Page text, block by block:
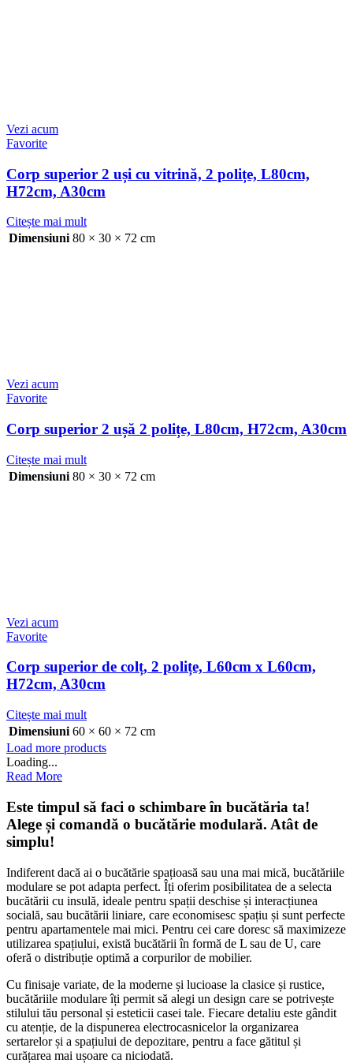
Vezi acum
Favorite
Corp superior 2 uși cu vitrină, 2 polițe, L80cm,
H72cm, A30cm
Citește mai mult
Dimensiuni 80 × 30 × 72 cm
Vezi acum
Favorite
Corp superior 2 ușă 2 polițe, L80cm, H72cm, A30cm
Citește mai mult
Dimensiuni 80 × 30 × 72 cm
Vezi acum
Favorite
Corp superior de colț, 2 polițe, L60cm x L60cm,
H72cm, A30cm
Citește mai mult
Dimensiuni 60 × 60 × 72 cm
Load more products
Loading...
Read More
Este timpul să faci o schimbare în bucătăria ta!
Alege și comandă o bucătărie modulară. Atât de
simplu!
Indiferent dacă ai o bucătărie spațioasă sau una mai mică, bucătăriile
modulare se pot adapta perfect. Îți oferim posibilitatea de a selecta
bucătării cu insulă, ideale pentru spații deschise și interacțiunea
socială, sau bucătării liniare, care economisesc spațiu și sunt perfecte
pentru apartamentele mai mici. Pentru cei care doresc să maximizeze
utilizarea spațiului, există bucătării în formă de L sau de U, care
oferă o distribuție optimă a corpurilor de mobilier.
Cu finisaje variate, de la moderne și lucioase la clasice și rustice,
bucătăriile modulare îți permit să alegi un design care se potrivește
stilului tău personal și esteticii casei tale. Fiecare detaliu este gândit
cu atenție, de la dispunerea electrocasnicelor la organizarea
sertarelor și a spațiului de depozitare, pentru a face gătitul și
curățarea mai ușoare ca niciodată.